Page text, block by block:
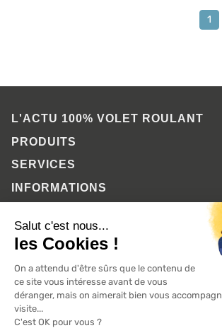
1
L'ACTU 100%VOLET ROULANT
PRODUITS
SERVICES
INFORMATIONS
Conditions générales de vente
2026 ©, Tous droits réservés